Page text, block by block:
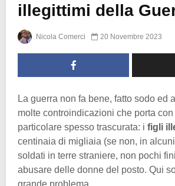
illegittimi della
Nicola Comerci 20 Novembre 2023
La guerra non fa bene, fatto sodo ed
molte controindicazioni che porta con
particolare spesso trascurata: i figli
centinaia di migliaia (se non, in
soldati in terre straniere, non pochi
abusare delle donne del posto. Qui